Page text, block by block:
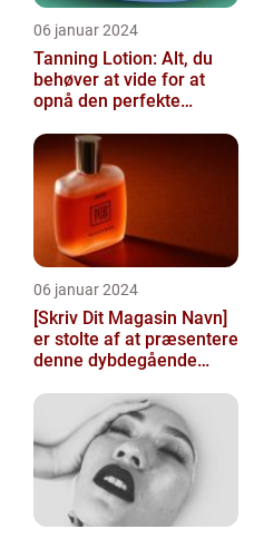
06 januar 2024
Tanning Lotion: Alt, du
behøver at vide for at
opnå den perfekte
06 januar 2024
[Skriv Dit Magasin Navn]
er stolte af at præsentere
denne dybdegående
ansigt